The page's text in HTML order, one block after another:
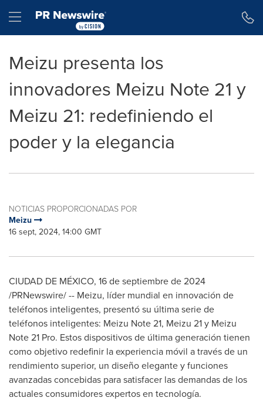
Hamburger menu
Meizu presenta los
innovadores Meizu Note 21 y
Meizu 21: redefiniendo el
poder y la elegancia
NOTICIAS PROPORCIONADAS POR
Meizu
16 sept, 2024, 14:00 GMT
CIUDAD DE MÉXICO, 16 de septiembre de 2024
/PRNewswire/ -- Meizu, líder mundial en innovación de
teléfonos inteligentes, presentó su última serie de
teléfonos inteligentes: Meizu Note 21, Meizu 21 y Meizu
Note 21 Pro. Estos dispositivos de última generación tienen
como objetivo redefinir la experiencia móvil a través de un
rendimiento superior, un diseño elegante y funciones
avanzadas concebidas para satisfacer las demandas de los
actuales consumidores expertos en tecnología.